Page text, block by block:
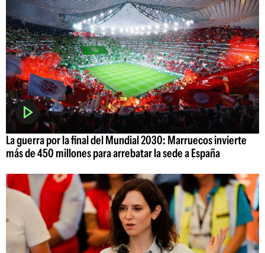
La guerra por la final del Mundial 2030: Marruecos invierte
más de 450 millones para arrebatar la sede a España